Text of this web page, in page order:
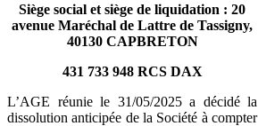
Siège social et siège de liquidation : 20
avenue Maréchal de Lattre de Tassigny,
40130 CAPBRETON
431 733 948 RCS DAX
L’AGE réunie le 31/05/2025 a décidé la
dissolution anticipée de la Société à compter